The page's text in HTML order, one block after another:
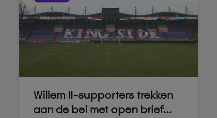
Willem II-supporters trekken
aan de bel met open brief...